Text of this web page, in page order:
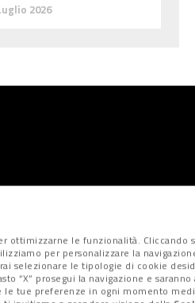
le funzionalità. Cliccando
per personalizzare la
selezionare le tipologie di cookie
“X” prosegui la navigazione e
tue preferenze in ogni momento
2026